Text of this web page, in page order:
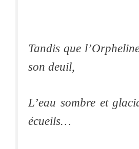
Tandis que
son deuil,
L’eau sombre et
écueils…